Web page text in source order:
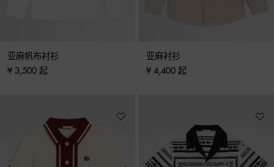
亚麻帆布衬衫
¥ 3,500 起
亚麻衬衫
¥ 4,400 起